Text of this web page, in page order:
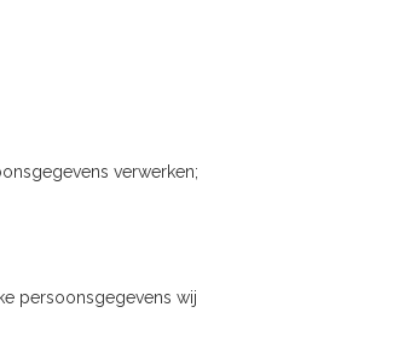
verwerken;
persoonsgegevens wij